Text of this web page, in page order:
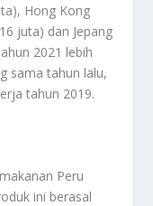
Hong Kong
juta) dan Jepang
2021 lebih
sama tahun lalu,
tahun 2019.
Peru
ini berasal